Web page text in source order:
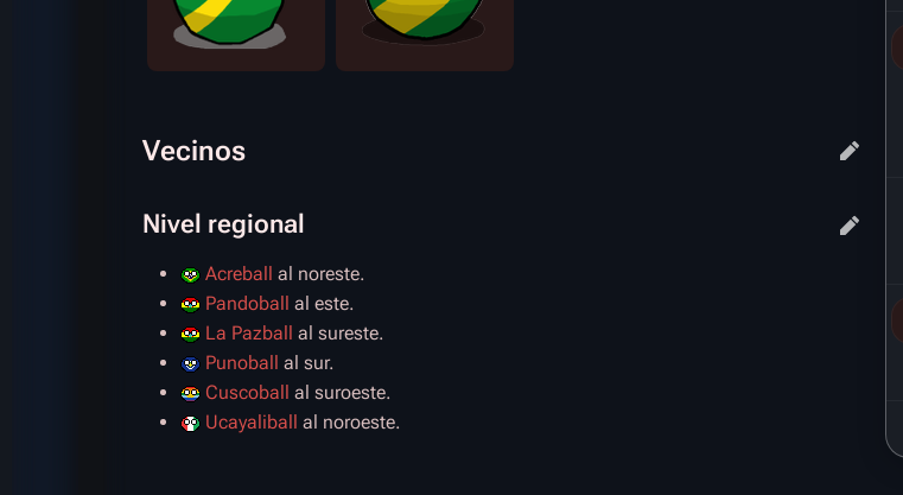
Vecinos
Nivel regional
Acreball al noreste.
Pandoball al este.
La Pazball al sureste.
Punoball al sur.
Cuscoball al suroeste.
Ucayaliball al noroeste.